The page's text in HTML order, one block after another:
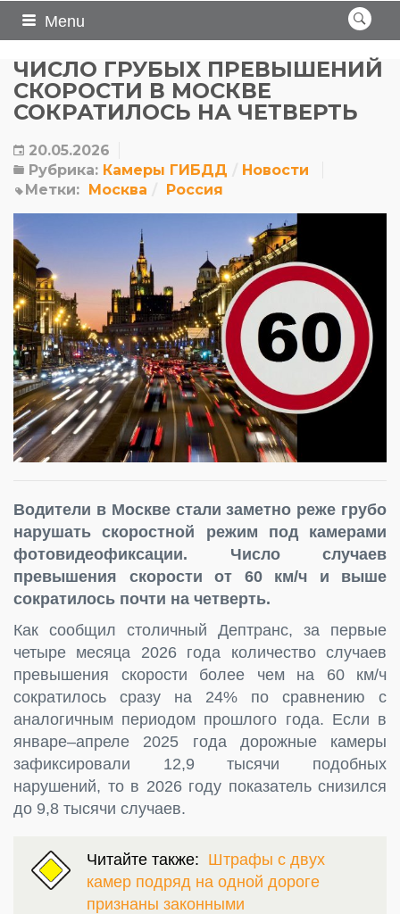
Menu
ЧИСЛО ГРУБЫХ ПРЕВЫШЕНИЙ
СКОРОСТИ В МОСКВЕ
СОКРАТИЛОСЬ НА ЧЕТВЕРТЬ
20.05.2026
Рубрика: Камеры ГИБДД
Новости
Метки: Москва Россия
Водители в Москве стали заметно реже грубо
нарушать скоростной режим под камерами
фотовидеофиксации. Число случаев
превышения скорости от 60 км/ч и выше
сократилось почти на четверть.
Как сообщил столичный Дептранс, за первые
четыре месяца 2026 года количество случаев
превышения скорости более чем на 60 км/ч
сократилось сразу на 24% по сравнению с
аналогичным периодом прошлого года. Если в
январе–апреле 2025 года дорожные камеры
зафиксировали 12,9 тысячи подобных
нарушений, то в 2026 году показатель снизился
до 9,8 тысячи случаев.
Читайте также: Штрафы с двух
камер подряд на одной дороге
признаны законными